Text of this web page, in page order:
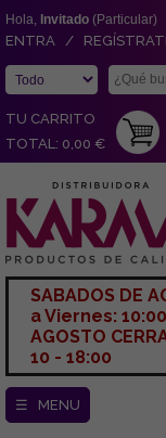
Hola, Invitado (Particular)
ENTRA /
TU CARRITO
TOTAL: 0,00 €
SABADOS DE
a Viernes:
AGOSTO
10 - 18:00
☰ MENU